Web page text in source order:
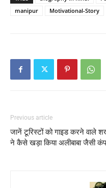
manipur
Motivational-Story
Previous article
जानें टूरिस्टों को गाइड करने वाले
ने कैसे खड़ा किया अलीबाबा जैसी